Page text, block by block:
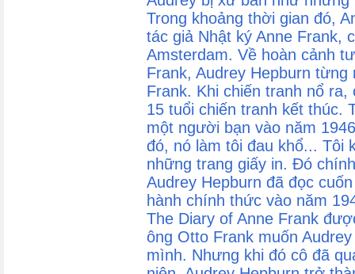
Trong khoảng thời gian đó,
tác giả Nhật ký Anne Frank,
Amsterdam. Về hoàn cảnh
Frank, Audrey Hepburn từng
Frank. Khi chiến tranh nổ
15 tuổi chiến tranh kết thúc.
một người bạn vào năm
đó, nó làm tôi đau khổ... Tôi
những trang giấy in. Đó
Audrey Hepburn đã đọc
hành chính thức vào năm
The Diary of Anne Frank
ông Otto Frank muốn
mình. Nhưng khi đó cô đã